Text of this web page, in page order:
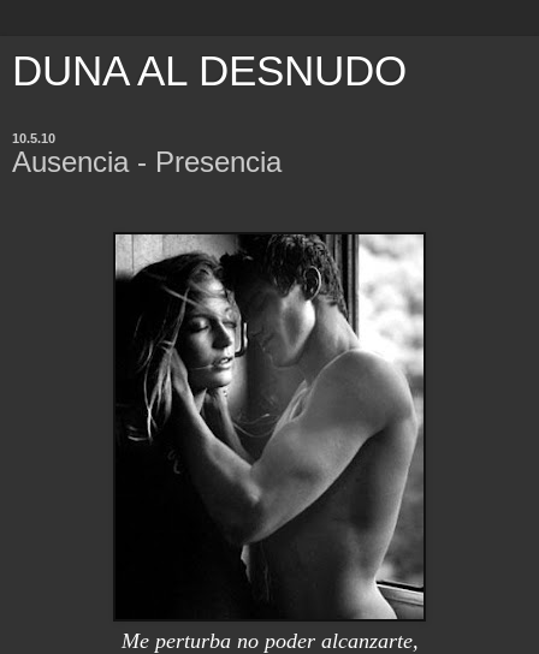
DUNA AL DESNUDO
10.5.10
Ausencia - Presencia
Me perturba no poder alcanzarte,